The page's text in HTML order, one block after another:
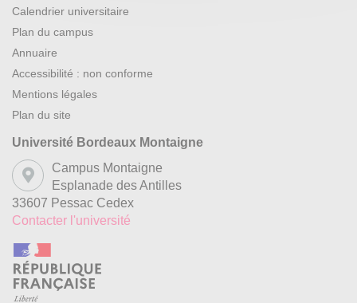
Calendrier universitaire
Plan du campus
Annuaire
Accessibilité : non conforme
Mentions légales
Plan du site
Université Bordeaux Montaigne
Campus Montaigne
Esplanade des Antilles
33607 Pessac Cedex
Contacter l'université